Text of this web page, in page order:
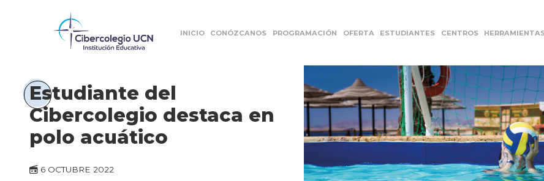
INICIO CONÓZCANOS PROGRAMACIÓN OFERTA ESTUDIANTES CENTROS
Estudiante del
Cibercolegio destaca en
polo acuático
6 OCTUBRE 2022